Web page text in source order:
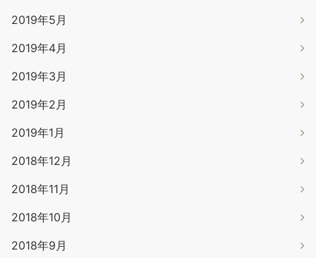
2019年5月
2019年4月
2019年3月
2019年2月
2019年1月
2018年12月
2018年11月
2018年10月
2018年9月